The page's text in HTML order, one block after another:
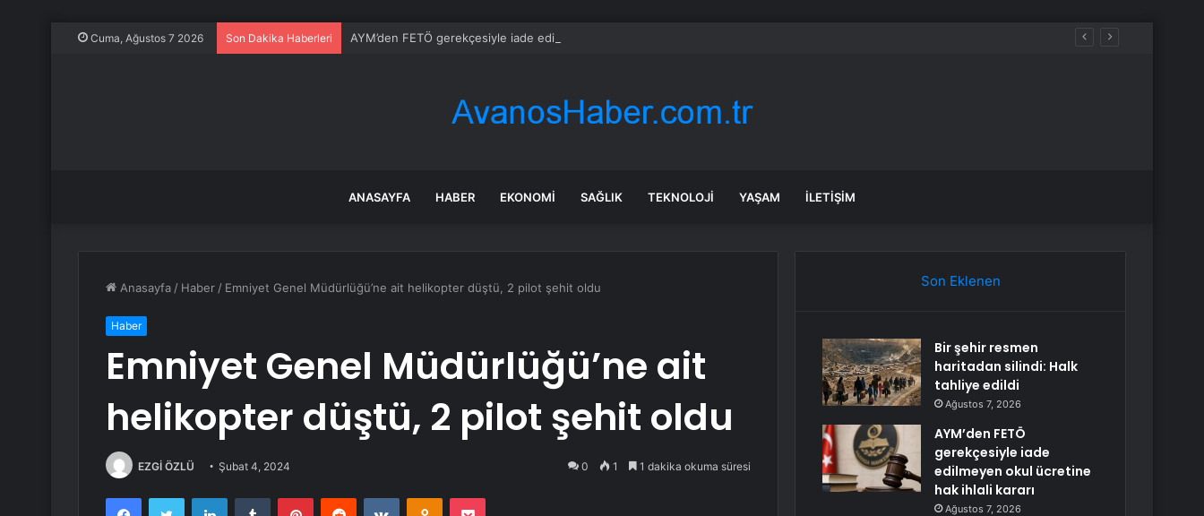
Cuma, Ağustos 7 2026 Son Dakika Haberleri AYM’den FETÖ gerekçesiyle iade edilmeyen okul ücretine hak ihlali kararı
ANASAYFA HABER EKONOMI SAĞLIK TEKNOLOJI YAŞAM İLETIŞIM
Anasayfa / Haber / Emniyet Genel Müdürlüğü’ne ait helikopter düştü, 2 pilot şehit oldu
Haber
Emniyet Genel Müdürlüğü’ne ait
helikopter düştü, 2 pilot şehit oldu
EZGİ ÖZLÜ Şubat 4, 2024 0 1 1 dakika okuma süresi
FacebookTwitter LinkedInTumblr PinterestReddit VKontakteOdnoklassniki
Pocket
Son Eklenen
Bir şehir resmen
haritadan silindi: Halk
tahliye edildi
Ağustos 7, 2026
AYM’den FETÖ
gerekçesiyle iade
edilmeyen okul ücretine
hak ihlali kararı
Ağustos 7, 2026